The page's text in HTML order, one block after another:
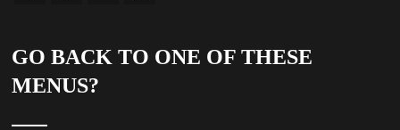
GO BACK TO ONE OF THESE
MENUS?